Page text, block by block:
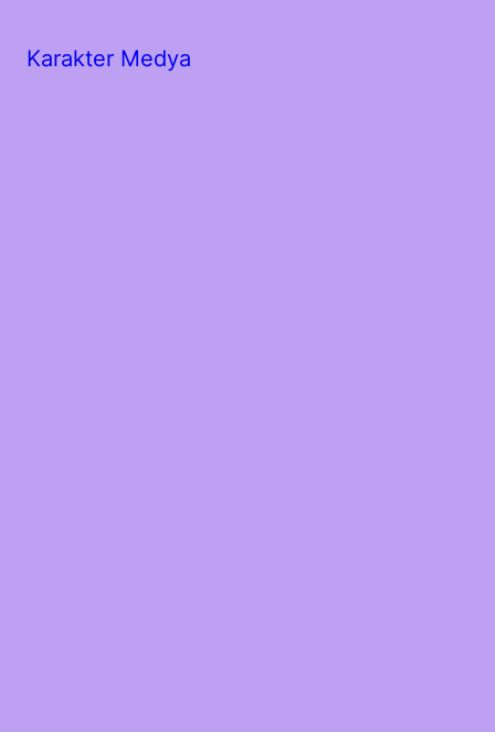
Karakter Medya